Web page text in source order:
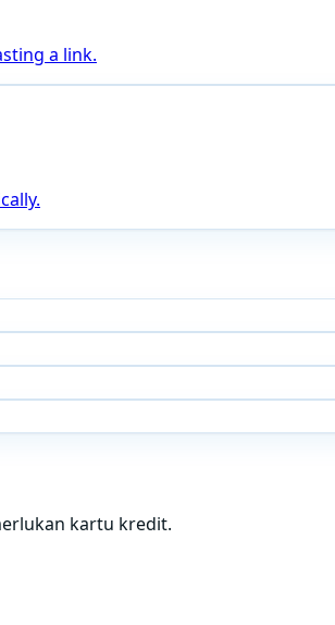
a link.
kartu kredit.